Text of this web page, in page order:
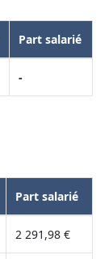
Part salarié
-
Part salarié
2 291,98 €